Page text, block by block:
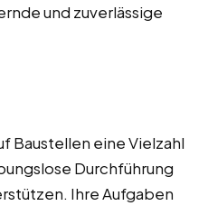
und zuverlässige
Baustellen eine Vielzahl
Durchführung
Ihre Aufgaben